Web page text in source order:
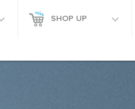
SHOP UP